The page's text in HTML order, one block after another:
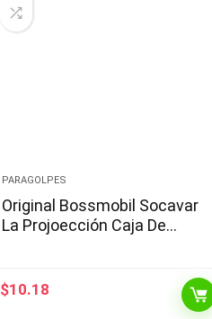
PARAGOLPES
Original Bossmobil Socavar
La Projoección Caja De
A8 16 X 19 X 5 mm…
$10.18